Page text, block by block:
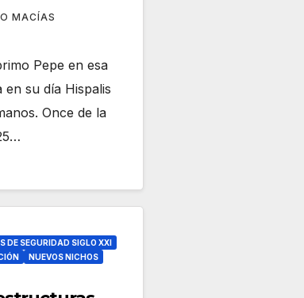
MACÍAS
Pepe en esa
en su día Hispalis
Once de la
DE SEGURIDAD SIGLO XXI
NUEVOS NICHOS